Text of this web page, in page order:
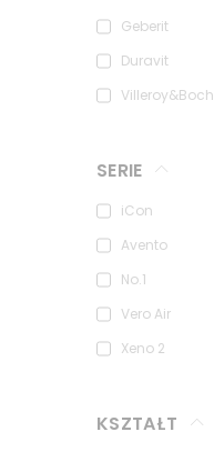
Geberit
Duravit
Villeroy&Boch
SERIE
iCon
Avento
No.1
Vero Air
Xeno 2
KSZTAŁT